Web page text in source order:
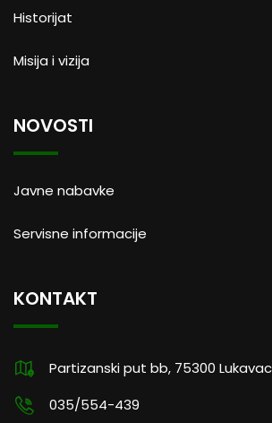
Historijat
Misija i vizija
NOVOSTI
Javne nabavke
Servisne informacije
KONTAKT
Partizanski put bb, 75300 Lukavac
035/554-439